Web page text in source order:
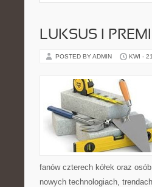
LUKSUS I
POSTED BY ADMIN KWI -
fanów czterech kółek oraz
nowych technologiach,